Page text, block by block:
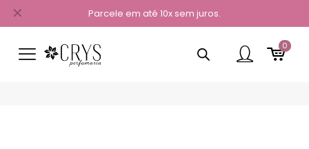
Parcele em até 10x sem juros.
✕
0